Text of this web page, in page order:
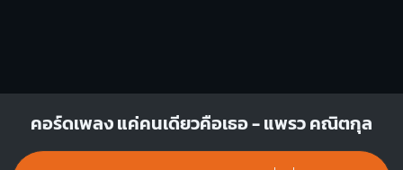
คอร์ดเพลง แค่คนเดียวคือเธอ - แพรว คณิตกุล